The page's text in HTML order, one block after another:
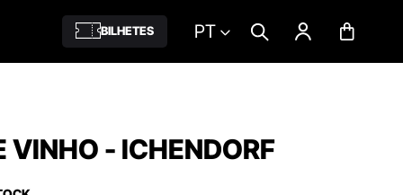
BILHETES PT
VINHO - ICHENDORF